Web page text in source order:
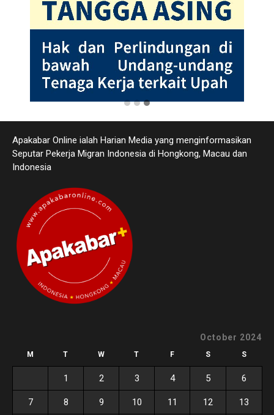
Apakabar Online ialah Harian Media yang menginformasikan
Seputar Pekerja Migran Indonesia di Hongkong, Macau dan
Indonesia
October 2024
M T W T F S S
1 2 3 4 5 6
7 8 9 10 11 12 13